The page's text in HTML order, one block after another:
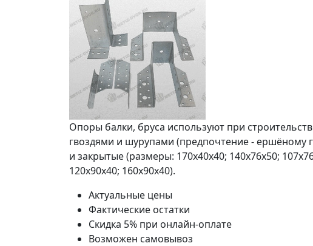
Опоры балки, бруса используют при
гвоздями и шурупами (предпочтение - ершёному
и закрытые (размеры: 170х40х40; 140х76х50;
120х90х40; 160х90х40).
Актуальные цены
Фактические остатки
Скидка 5% при онлайн-оплате
Возможен самовывоз